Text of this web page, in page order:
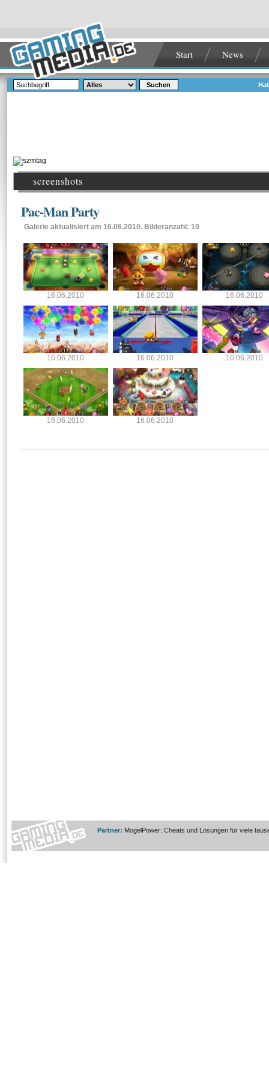
Start News
Suchen
screenshots
Pac-Man Party
Galerie aktualisiert am 16.06.2010. Bilderanzahl: 10
16.06.2010 16.06.2010 16.06.2010
16.06.2010 16.06.2010 16.06.2010
16.06.2010 16.06.2010
Partner: MogelPower: Cheats und Lösungen für viele